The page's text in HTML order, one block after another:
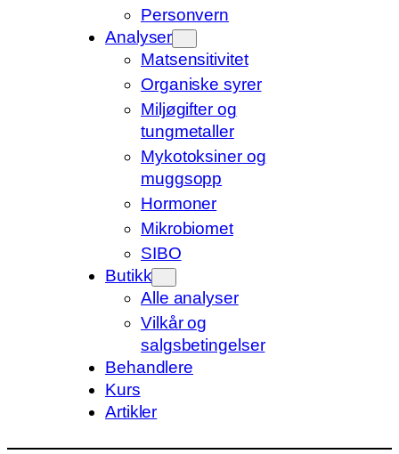
Personvern
Analyser
Matsensitivitet
Organiske syrer
Miljøgifter og
tungmetaller
Mykotoksiner og
muggsopp
Hormoner
Mikrobiomet
SIBO
Butikk
Alle analyser
Vilkår og
salgsbetingelser
Behandlere
Kurs
Artikler